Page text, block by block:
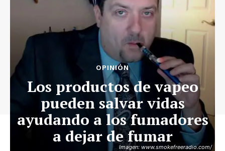
Imagen: www.smokefreeradio.com/
OPINIÓN
Los productos de vapeo
pueden salvar vidas
ayudando a los fumadores
a dejar de fumar